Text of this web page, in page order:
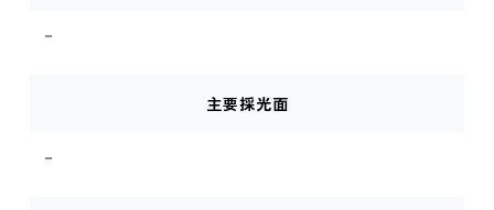
－
主要採光面
－